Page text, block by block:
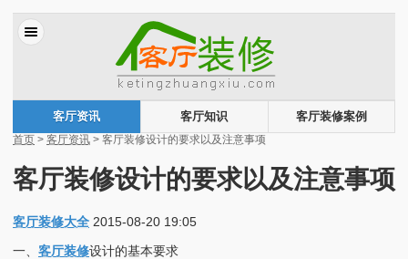
客厅资讯 客厅知识
客厅装修案例
首页 > 客厅资讯 > 客厅装修设计的要求以及注意事项
客厅装修设计的要求以及注意事项
客厅装修大全 2015-08-20 19:05
一、 客厅装修设计的基本要求